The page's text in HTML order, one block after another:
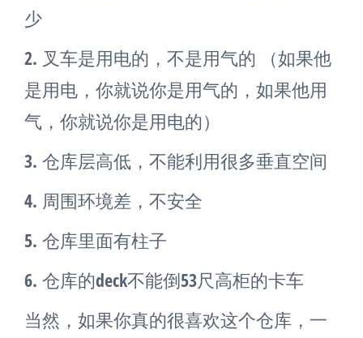
少
2. 叉车是用电的，不是用气的 （如果他
是用电，你就说你是用气的，如果他用
气，你就说你是用电的）
3. 仓库层高低，不能利用很多垂直空间
4. 周围环境差，不安全
5. 仓库里面有柱子
6. 仓库的deck不能倒53尺高柜的卡车
当然，如果你真的很喜欢这个仓库，一